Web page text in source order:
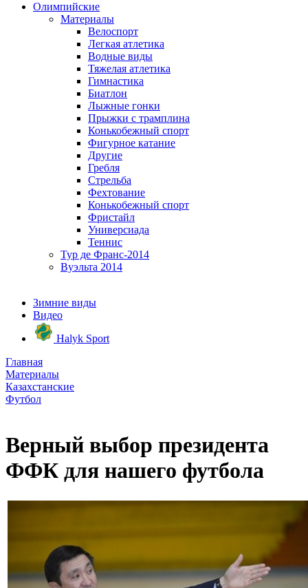
Олимпийские
Материалы
Велоспорт
Легкая атлетика
Водные виды
Тяжелая атлетика
Гимнастика
Биатлон
Лыжные гонки
Прыжки с трамплина
Конькобежный спорт
Фигурное катание
Другие
Гребля
Стрельба
Фехтование
Конькобежный спорт
Фристайл
Универсиада
Теннис
Тур де Франс-2014
Вуэльта 2014
Зимние виды
Видео
Halyk Sport
Главная
Материалы
Казахстанские
Футбол
Верный выбор президента
ФФК для нашего футбола